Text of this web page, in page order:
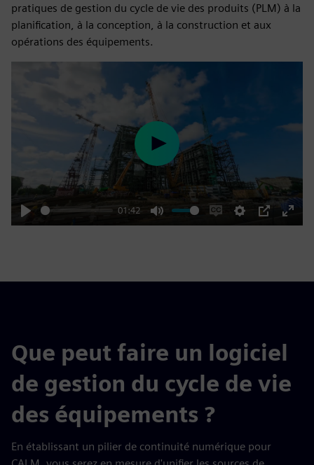
pratiques de gestion du cycle de vie des produits (PLM) à la
planification, à la conception, à la construction et aux
opérations des équipements.
Play
01:42
Mute
EnableSettings
PIP
Enter
Play
Que peut faire un logiciel
de gestion du cycle de vie
des équipements ?
En établissant un pilier de continuité numérique pour